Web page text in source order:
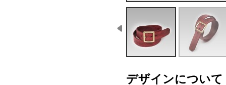
デザインについて